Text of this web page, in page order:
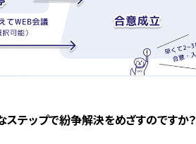
ステップで紛争解決をめざすのですか？